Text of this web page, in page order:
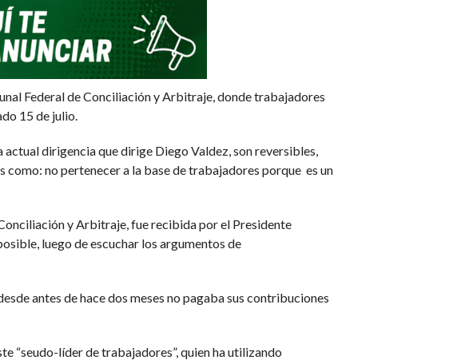
Federal de Conciliación y Arbitraje, donde trabajadores
15 de julio.
dirigencia que dirige Diego Valdez, son reversibles,
no pertenecer a la base de trabajadores porque es un
y Arbitraje, fue recibida por el Presidente
luego de escuchar los argumentos de
antes de hace dos meses no pagaba sus contribuciones
“seudo-líder de trabajadores”, quien ha utilizando